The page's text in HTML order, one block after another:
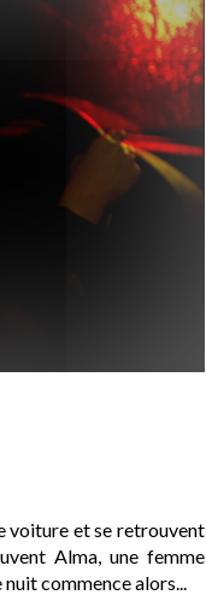
voiture et se retrouvent
Alma, une femme
commence alors...